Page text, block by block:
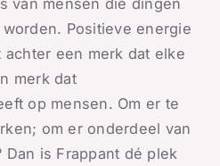
van mensen die dingen
Positieve energie
een merk dat elke
merk dat
op mensen. Om er te
om er onderdeel van
is Frappant dé plek